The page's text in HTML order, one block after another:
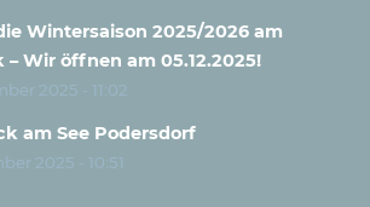
Wintersaison 2025/2026 am
– Wir öffnen am 05.12.2025!
2025 - 11:02
am See Podersdorf
2025 - 10:51